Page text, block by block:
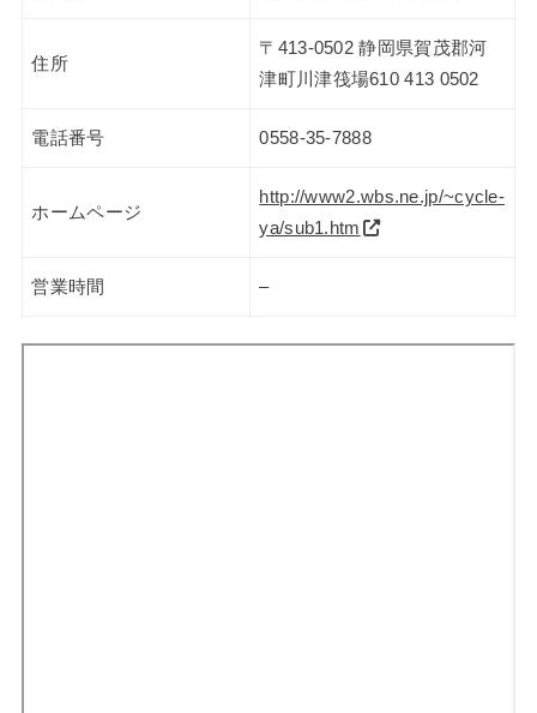
住所
〒413-0502 静岡県賀茂郡河
津町川津筏場610 413 0502
電話番号 0558-35-7888
ホームページ
http://www2.wbs.ne.jp/~cycle-
ya/sub1.htm
営業時間 –